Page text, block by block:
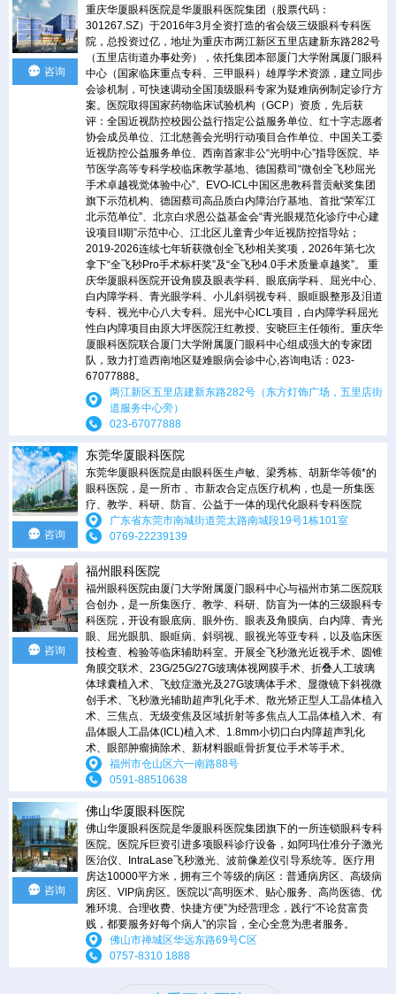
咨询
重庆华厦眼科医院是华厦眼科医院集团（股票代码：
301267.SZ）于2016年3月全资打造的省会级三级眼科专科医
院，总投资过亿，地址为重庆市两江新区五里店建新东路282号
（五里店街道办事处旁），依托集团本部厦门大学附属厦门眼科
中心（国家临床重点专科、三甲眼科）雄厚学术资源，建立同步
会诊机制，可快速调动全国顶级眼科专家为疑难病例制定诊疗方
案。医院取得国家药物临床试验机构（GCP）资质，先后获
评：全国近视防控校园公益行指定公益服务单位、红十字志愿者
协会成员单位、江北慈善会光明行动项目合作单位、中国关工委
近视防控公益服务单位、西南首家非公“光明中心”指导医院、毕
节医学高等专科学校临床教学基地、德国蔡司“微创全飞秒屈光
手术卓越视觉体验中心”、EVO-ICL中国区患教科普贡献奖集团
旗下示范机构、德国蔡司高品质白内障治疗基地、首批“荣军江
北示范单位”、北京白求恩公益基金会“青光眼规范化诊疗中心建
设项目II期”示范中心、江北区儿童青少年近视防控指导站；
2019-2026连续七年斩获微创全飞秒相关奖项，2026年第七次
拿下“全飞秒Pro手术标杆奖”及“全飞秒4.0手术质量卓越奖”。 重
庆华厦眼科医院开设角膜及眼表学科、眼底病学科、屈光中心、
白内障学科、青光眼学科、小儿斜弱视专科、眼眶眼整形及泪道
专科、视光中心八大专科。屈光中心ICL项目，白内障学科屈光
性白内障项目由原大坪医院汪红教授、安晓巨主任领衔。重庆华
厦眼科医院联合厦门大学附属厦门眼科中心组成强大的专家团
队，致力打造西南地区疑难眼病会诊中心,咨询电话：023-
67077888。
两江新区五里店建新东路282号（东方灯饰广场，五里店街
道服务中心旁）
023-67077888
咨询
东莞华厦眼科医院
东莞华厦眼科医院是由眼科医生卢敏、梁秀栋、胡新华等领*的
眼科医院，是一所市 、市新农合定点医疗机构，也是一所集医
疗、教学、科研、防盲、公益于一体的现代化眼科专科医院
广东省东莞市南城街道莞太路南城段19号1栋101室
0769-22239139
咨询
福州眼科医院
福州眼科医院由厦门大学附属厦门眼科中心与福州市第二医院联
合创办，是一所集医疗、教学、科研、防盲为一体的三级眼科专
科医院，开设有眼底病、眼外伤、眼表及角膜病、白内障、青光
眼、屈光眼肌、眼眶病、斜弱视、眼视光等亚专科，以及临床医
技检查、检验等临床辅助科室。开展全飞秒激光近视手术、圆锥
角膜交联术、23G/25G/27G玻璃体视网膜手术、折叠人工玻璃
体球囊植入术、飞蚊症激光及27G玻璃体手术、显微镜下斜视微
创手术、飞秒激光辅助超声乳化手术、散光矫正型人工晶体植入
术、三焦点、无级变焦及区域折射等多焦点人工晶体植入术、有
晶体眼人工晶体(ICL)植入术、1.8mm小切口白内障超声乳化
术、眼部肿瘤摘除术、新材料眼眶骨折复位手术等手术。
福州市仓山区六一南路88号
0591-88510638
咨询
佛山华厦眼科医院
佛山华厦眼科医院是华厦眼科医院集团旗下的一所连锁眼科专科
医院。医院斥巨资引进多项眼科诊疗设备，如阿玛仕准分子激光
医治仪、IntraLase飞秒激光、波前像差仪引导系统等。医疗用
房达10000平方米，拥有三个等级的病区：普通病房区、高级病
房区、VIP病房区。医院以“高明医术、贴心服务、高尚医德、优
雅环境、合理收费、快捷方便”为经营理念，践行“不论贫富贵
贱，都要服务好每个病人”的宗旨，全心全意为患者服务。
佛山市禅城区华远东路69号C区
0757-8310 1888